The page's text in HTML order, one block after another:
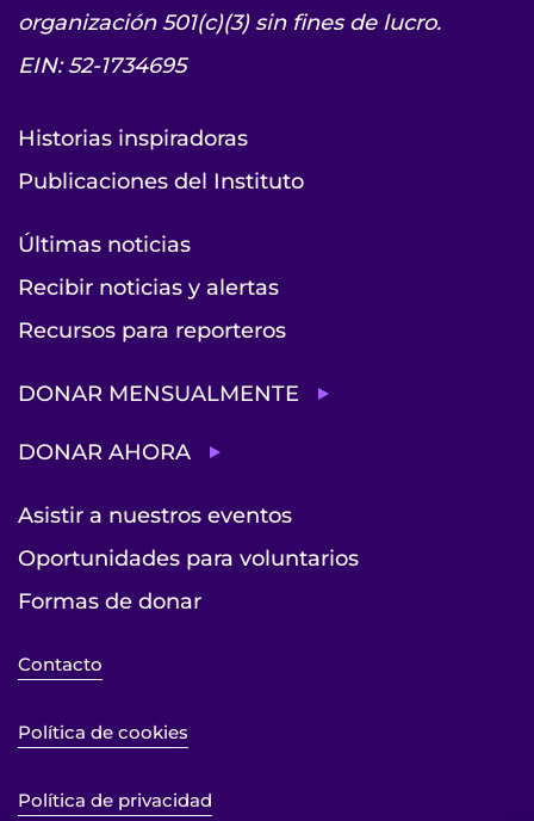
organización 501(c)(3) sin fines de lucro.
EIN: 52-1734695
Historias inspiradoras
Publicaciones del Instituto
Últimas noticias
Recibir noticias y alertas
Recursos para reporteros
DONAR MENSUALMENTE
DONAR AHORA
Asistir a nuestros eventos
Oportunidades para voluntarios
Formas de donar
Contacto
Política de cookies
Política de privacidad